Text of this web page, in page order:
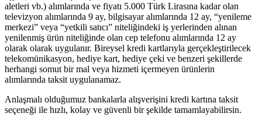
aletleri vb.) alımlarında ve fiyatı 5.000 Türk Lirasına kadar olan
televizyon alımlarında 9 ay, bilgisayar alımlarında 12 ay, “yenileme
merkezi” veya “yetkili satıcı” niteliğindeki iş yerlerinden alınan
yenilenmiş ürün niteliğinde olan cep telefonu alımlarında 12 ay
olarak olarak uygulanır. Bireysel kredi kartlarıyla gerçekleştirilecek
telekomünikasyon, hediye kart, hediye çeki ve benzeri şekillerde
herhangi somut bir mal veya hizmeti içermeyen ürünlerin
alımlarında taksit uygulanamaz.
Anlaşmalı olduğumuz bankalarla alışverişini kredi kartına taksit
seçeneği ile hızlı, kolay ve güvenli bir şekilde tamamlayabilirsin.